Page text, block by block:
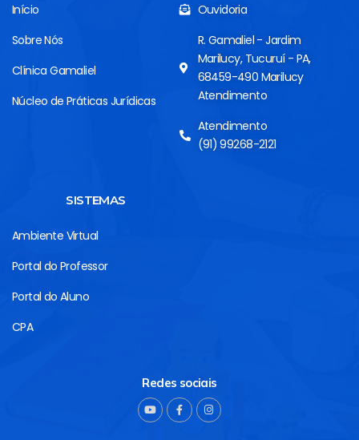
Início
Sobre Nós
Clínica Gamaliel
Núcleo de Práticas Jurídicas
Ouvidoria
R. Gamaliel - Jardim
Marilucy, Tucuruí - PA,
68459-490 Marilucy
Atendimento
Atendimento
(91) 99268-2121
SISTEMAS
Ambiente Virtual
Portal do Professor
Portal do Aluno
CPA
Redes sociais